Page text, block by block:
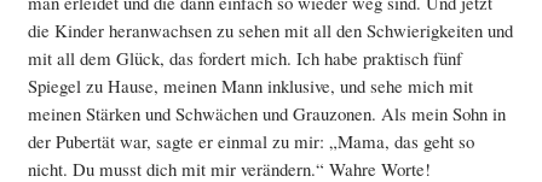
die Kinder heranwachsen zu sehen mit all den Schwierigkeiten und
mit all dem Glück, das fordert mich. Ich habe praktisch fünf
Spiegel zu Hause, meinen Mann inklusive, und sehe mich mit
meinen Stärken und Schwächen und Grauzonen. Als mein Sohn in
der Pubertät war, sagte er einmal zu mir: „Mama, das geht so
nicht. Du musst dich mit mir verändern.“ Wahre Worte!